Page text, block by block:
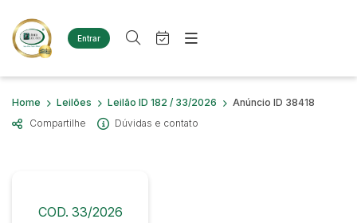
Entrar
Criar conta Entrar
Site
Agenda
Quem Somos
Diversos
Busca por palavra-chave
Quem Somos
Home Leilões Leilão ID 182 / 33/2026
Anúncio ID 38418
Compartilhe
Dúvidas e contato
COD. 33/2026